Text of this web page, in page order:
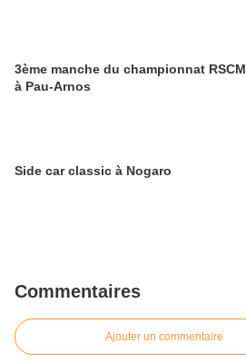
3ème manche du championnat RSCM
à Pau-Arnos
Side car classic à Nogaro
Commentaires
Ajouter un commentaire